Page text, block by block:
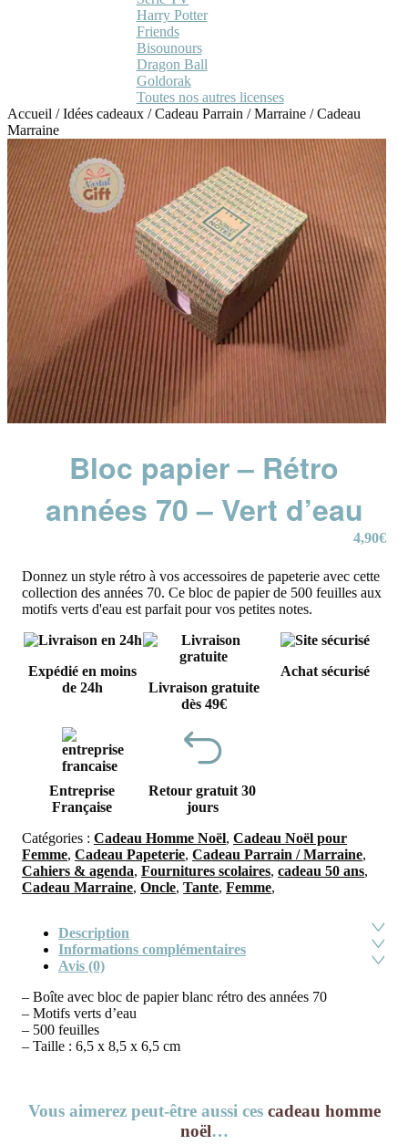
Harry Potter
Friends
Bisounours
Dragon Ball
Goldorak
Toutes nos autres licenses
Accueil /Idées cadeaux /Cadeau Parrain / Marraine /Cadeau
Marraine
Bloc papier – Rétro
années 70 – Vert d’eau
4,90€
Donnez un style rétro à vos accessoires de papeterie avec cette
collection des années 70. Ce bloc de papier de 500 feuilles aux
motifs verts d'eau est parfait pour vos petites notes.
Expédié en moins
de 24h
Livraison gratuite
dès 49€
Achat sécurisé
Entreprise
Française
Retour gratuit 30
jours
Catégories : Cadeau Homme Noël, Cadeau Noël pour
Femme, Cadeau Papeterie, Cadeau Parrain / Marraine,
Cahiers & agenda, Fournitures scolaires, cadeau 50 ans,
Cadeau Marraine, Oncle, Tante, Femme,
Description
Informations complémentaires
Avis (0)
– Boîte avec bloc de papier blanc rétro des années 70
– Motifs verts d’eau
– 500 feuilles
– Taille : 6,5 x 8,5 x 6,5 cm
Vous aimerez peut-être aussi ces cadeau homme
noël…